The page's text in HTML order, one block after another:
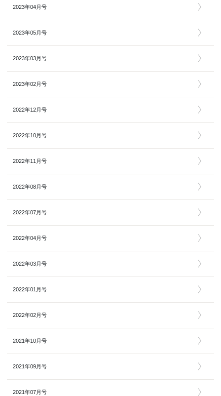
2023年04月号
2023年05月号
2023年03月号
2023年02月号
2022年12月号
2022年10月号
2022年11月号
2022年08月号
2022年07月号
2022年04月号
2022年03月号
2022年01月号
2022年02月号
2021年10月号
2021年09月号
2021年07月号